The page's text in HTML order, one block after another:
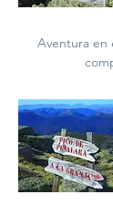
Aventura en